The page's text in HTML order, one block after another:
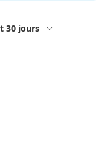
hors ligne
30 jours